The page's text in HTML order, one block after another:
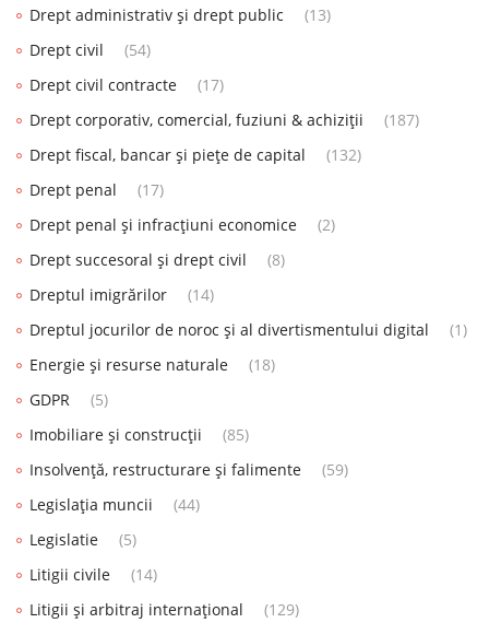
Drept administrativ și drept public
(13)
Drept civil
(54)
Drept civil contracte
(17)
Drept corporativ, comercial, fuziuni & achiziții
(187)
Drept fiscal, bancar și piețe de capital
(132)
Drept penal
(17)
Drept penal și infracțiuni economice
(2)
Drept succesoral și drept civil
(8)
Dreptul imigrărilor
(14)
Dreptul jocurilor de noroc și al divertismentului digital
(1)
Energie și resurse naturale
(18)
GDPR
(5)
Imobiliare și construcții
(85)
Insolvență, restructurare și falimente
(59)
Legislația muncii
(44)
Legislatie
(5)
Litigii civile
(14)
Litigii și arbitraj internațional
(129)